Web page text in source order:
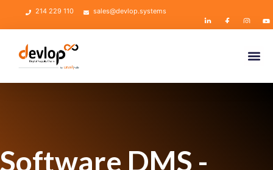
214 229 110 sales@devlop.systems
Software DMS -